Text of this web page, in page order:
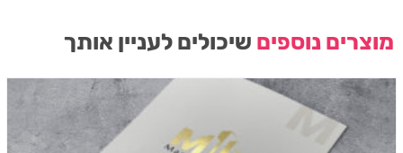
מוצרים נוספים שיכולים לעניין אותך